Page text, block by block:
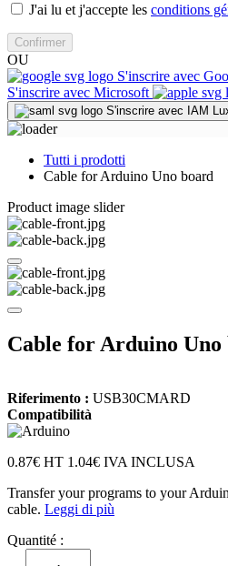
J'ai lu et j'accepte les conditions
Confirmer
OU
S'inscrire avec
S'inscrire avec Microsoft
S'inscrire avec IAM
Tutti i prodotti
Cable for Arduino Uno board
Product image slider
Cable for Arduino Uno
Riferimento : USB30CMARD
Compatibilità
0.87€ HT 1.04€ IVA INCLUSA
Transfer your programs to your
cable. Leggi di più
Quantité :